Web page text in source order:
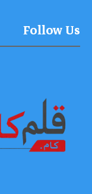
Follow Us